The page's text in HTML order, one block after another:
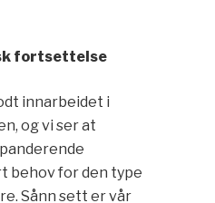
fortsettelse
innarbeidet i
og vi ser at
behov for den type
Sånn sett er vår